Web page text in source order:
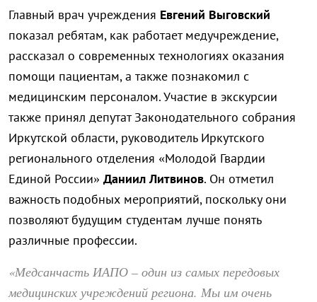
Главный врач учреждения Евгений Выговский
показал ребятам, как работает медучреждение,
рассказал о современных технологиях оказания
помощи пациентам, а также познакомил с
медицинским персоналом. Участие в экскурсии
также принял депутат Законодательного собрания
Иркутской области, руководитель Иркутского
регионального отделения «Молодой Гвардии
Единой России» Даниил Литвинов. Он отметил
важность подобных мероприятий, поскольку они
позволяют будущим студентам лучше понять
различные профессии.
«Медсанчасть ИАПО – один из самых передовых
медицинских учреждений региона. Мы им очень